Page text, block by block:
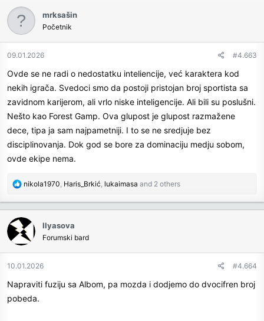
c
t
o
n
:
mrksašin
Početnik
09.01.2026 #4.663
Ovde se ne radi o nedostatku inteliencije, već karaktera kod
nekih igrača. Svedoci smo da postoji pristojan broj sportista sa
zavidnom karijerom, ali vrlo niske inteligencije. Ali bili su poslušni.
Nešto kao Forest Gamp. Ova glupost je glupost razmažene
dece, tipa ja sam najpametniji. I to se ne sredjuje bez
disciplinovanja. Dok god se bore za dominaciju medju sobom,
ovde ekipe nema.
R
c
t
i
o
n
:
nikola1970, Haris_Brkić, lukaimasa and 2 others
Ilyasova
Forumski bard
10.01.2026 #4.664
Napraviti fuziju sa Albom, pa mozda i dodjemo do dvocifren broj
pobeda.